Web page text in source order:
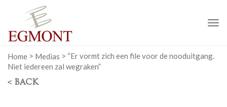
Home > Medias > “Er vormt zich een file voor de nooduitgang.
Niet iedereen zal wegraken”
< BACK